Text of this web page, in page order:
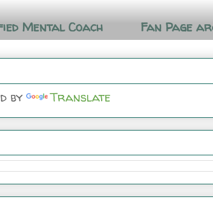
Mental Coach Fan Page
by Translate